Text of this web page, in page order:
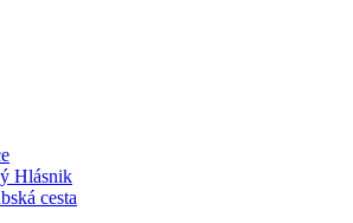
Hlásnik
cesta